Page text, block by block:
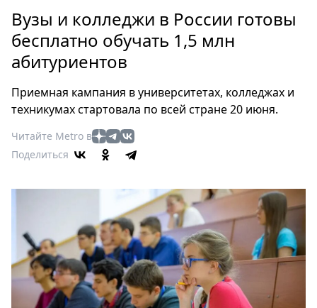
Россия
Мир
Здоровье
Туризм
Мода
Театр
Кино
Выставки
Пресс-
релизы
О
Metro
Вузы и колледжи в России готовы
бесплатно обучать 1,5 млн
абитуриентов
Приемная кампания в университетах, колледжах и
техникумах стартовала по всей стране 20 июня.
Читайте Metro в
Поделиться